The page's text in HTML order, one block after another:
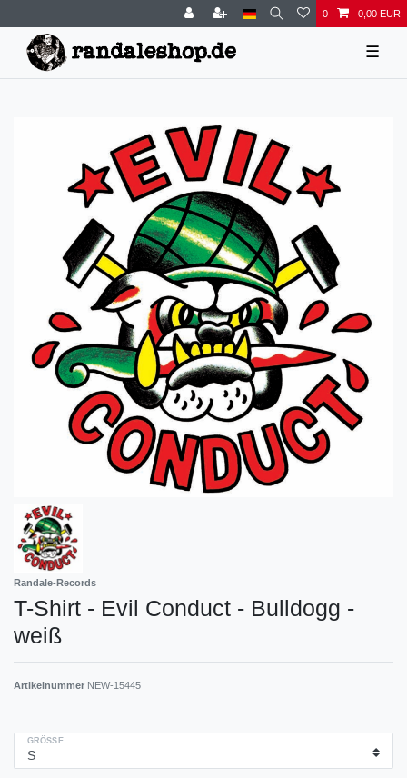
0 0,00 EUR
☰
Randale-Records
T-Shirt - Evil Conduct - Bulldogg -
weiß
Artikelnummer NEW-15445
GRÖSSE